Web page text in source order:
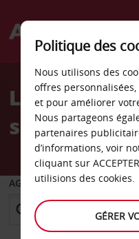
Welcome
AvisLocation
sur-Seine
AGENCE DE DÉPART
Politique des
Nous utilisons des
offres
et pour améliorer
Nous partageons
partenaires
d’informations, voir
cliquant sur
utilisions des cookies.
GÉRER